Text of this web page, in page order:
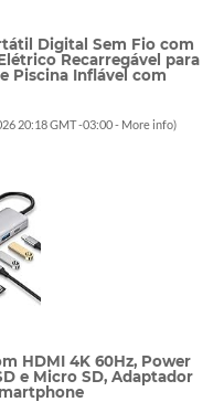
Digital Sem Fio com
Recarregável para
Piscina Inflável com
20:18 GMT -03:00 - More info)
HDMI 4K 60Hz, Power
e Micro SD, Adaptador